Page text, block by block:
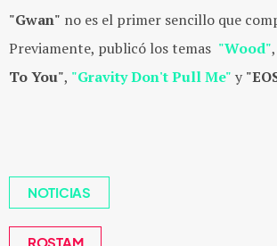
"Gwan" no es el primer sencillo que
Previamente, publicó los temas "Wood",
To You", "Gravity Don't Pull Me" y
NOTICIAS
ROSTAM